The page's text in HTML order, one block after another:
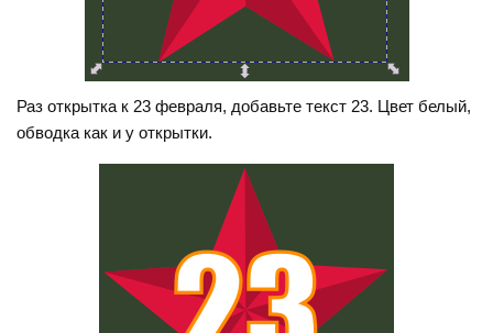
Раз открытка к 23 февраля, добавьте текст 23. Цвет белый,
обводка как и у открытки.